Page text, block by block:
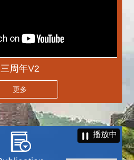
三周年V2
更多
播放中